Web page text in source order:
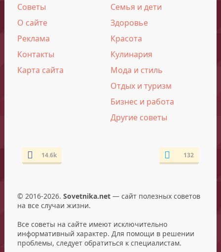
Советы
О сайте
Реклама
Контакты
Карта сайта
Семья и дети
Здоровье
Красота
Кулинария
Мода и стиль
Отдых и туризм
Бизнес и работа
Другие советы
14.6k 132
© 2016-2026. Sovetnika.net— сайт полезных советов
на все случаи жизни.
Все советы на сайте имеют исключительно
информативный характер. Для помощи в решении
проблемы, следует обратиться к специалистам.